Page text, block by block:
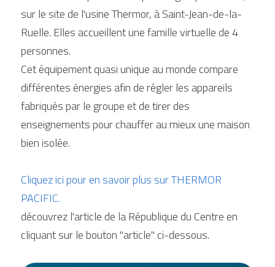
sur le site de l'usine Thermor, à Saint-Jean-de-la-
Ruelle. Elles accueillent une famille virtuelle de 4
personnes.
Cet équipement quasi unique au monde compare
différentes énergies afin de régler les appareils
fabriqués par le groupe et de tirer des
enseignements pour chauffer au mieux une maison
bien isolée.
Cliquez ici pour en savoir plus sur THERMOR
PACIFIC.
découvrez l'article de la République du Centre en
cliquant sur le bouton "article" ci-dessous.